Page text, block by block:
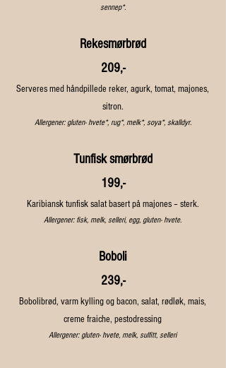
sennep*.
Rekesmørbrød
209,-
Serveres med håndpillede reker, agurk, tomat, majones,
sitron.
Allergener: gluten- hvete*, rug*, melk*, soya*, skalldyr.
Tunfisk smørbrød
199,-
Karibiansk tunfisk salat basert på majones – sterk.
Allergener: fisk, melk, selleri, egg, gluten- hvete.
Boboli
239,-
Bobolibrød, varm kylling og bacon, salat, rødløk, mais,
creme fraiche, pestodressing
Allergener: gluten- hvete, melk, sulfitt, selleri